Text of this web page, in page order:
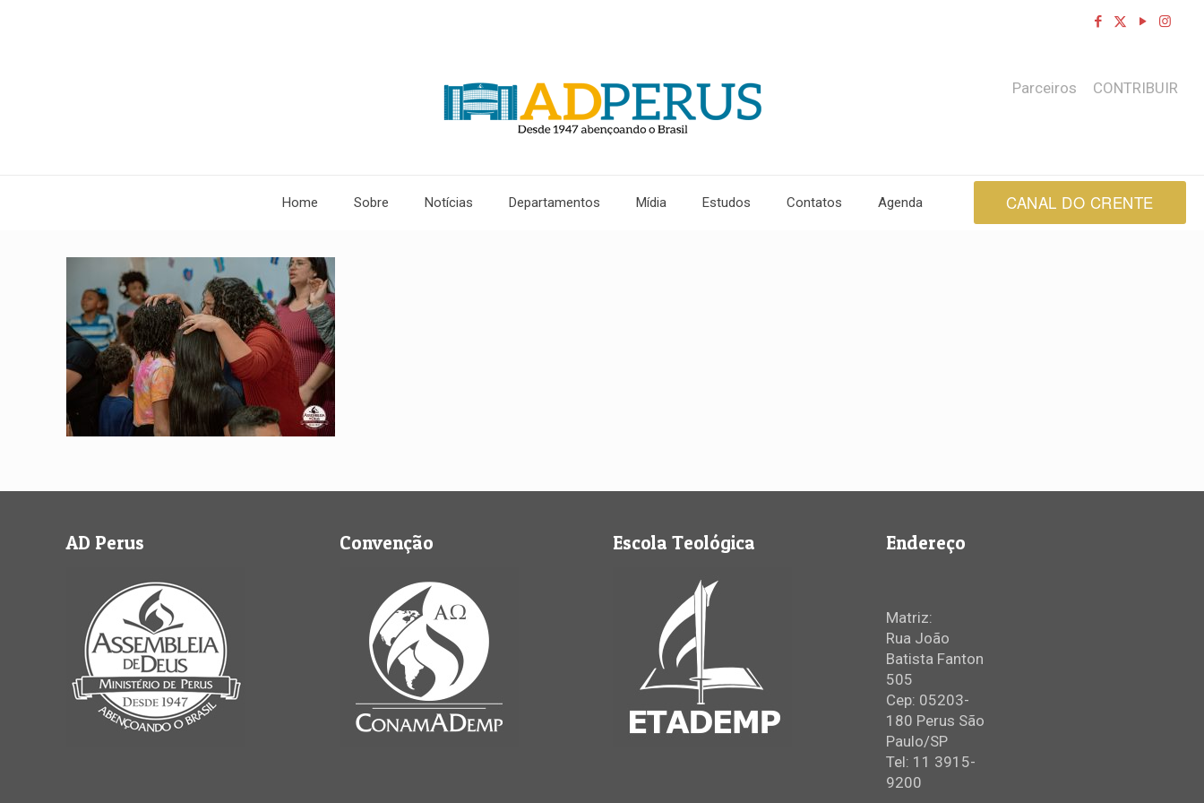
Home Sobre Notícias Departamentos Mídia Estudos Contatos Agenda
Parceiros CONTRIBUIR
CANAL DO CRENTE
AD Perus Convenção Escola Teológica Endereço
Matriz:
Rua João
Batista Fanton
505
Cep: 05203-
180 Perus São
Paulo/SP
Tel: 11 3915-
9200